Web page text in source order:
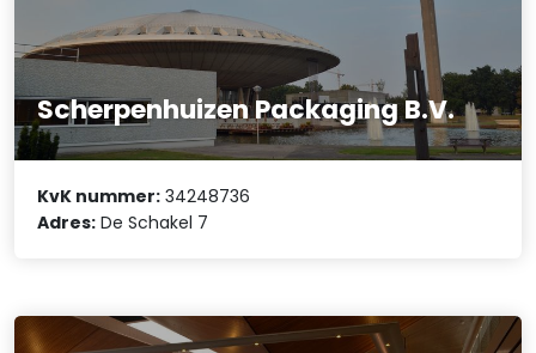
Scherpenhuizen Packaging B.V.
KvK nummer: 34248736
Adres: De Schakel 7